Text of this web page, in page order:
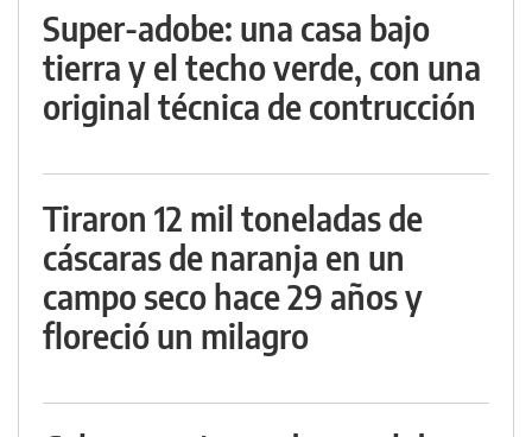
Super-adobe: una casa bajo
tierra y el techo verde, con una
original técnica de contrucción
Tiraron 12 mil toneladas de
cáscaras de naranja en un
campo seco hace 29 años y
floreció un milagro